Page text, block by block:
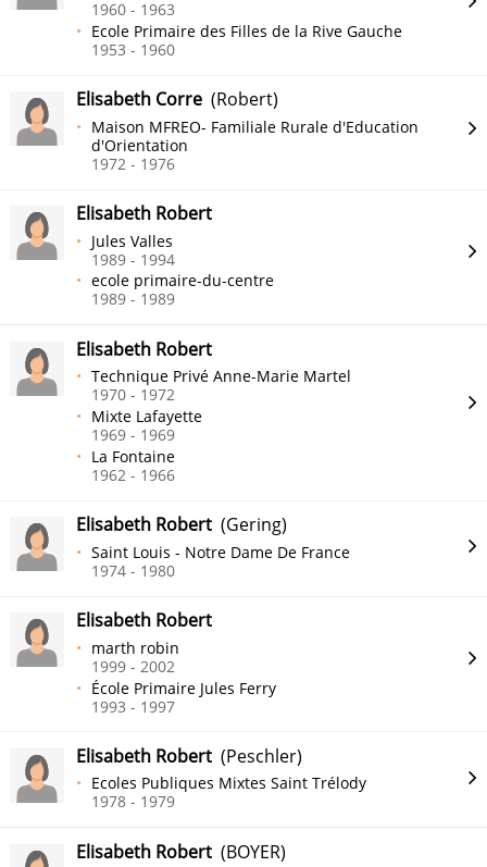
1960 - 1963
Ecole Primaire des Filles de la Rive Gauche
1953 - 1960
Elisabeth Corre (Robert)
Maison MFREO- Familiale Rurale d'Education
d'Orientation
1972 - 1976
Elisabeth Robert
Jules Valles
1989 - 1994
ecole primaire-du-centre
1989 - 1989
Elisabeth Robert
Technique Privé Anne-Marie Martel
1970 - 1972
Mixte Lafayette
1969 - 1969
La Fontaine
1962 - 1966
Elisabeth Robert (Gering)
Saint Louis - Notre Dame De France
1974 - 1980
Elisabeth Robert
marth robin
1999 - 2002
École Primaire Jules Ferry
1993 - 1997
Elisabeth Robert (Peschler)
Ecoles Publiques Mixtes Saint Trélody
1978 - 1979
Elisabeth Robert (BOYER)